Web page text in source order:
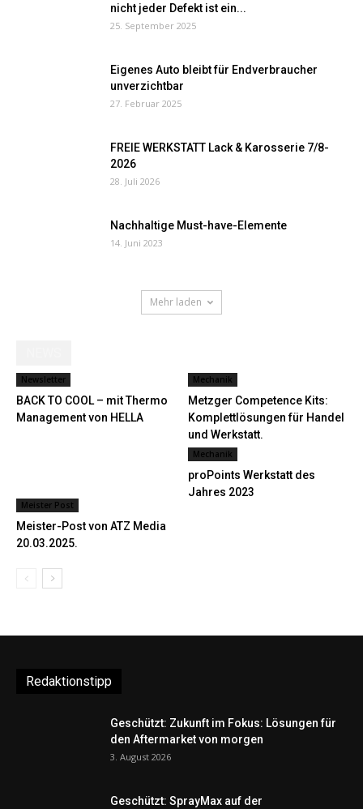
nicht jeder Defekt ist ein...
25. September 2025
Eigenes Auto bleibt für Endverbraucher
unverzichtbar
27. Februar 2025
FREIE WERKSTATT Lack & Karosserie 7/8-
2026
28. Juli 2026
Nachhaltige Must-have-Elemente
14. Juni 2023
Mehr laden
Newsletter
BACK TO COOL – mit Thermo
Management von HELLA
Mechanik
Metzger Competence Kits:
Komplettlösungen für Handel
und Werkstatt.
Meister Post
Meister-Post von ATZ Media
20.03.2025.
Mechanik
proPoints Werkstatt des
Jahres 2023
Redaktionstipp
Geschützt: Zukunft im Fokus: Lösungen für
den Aftermarket von morgen
3. August 2026
Geschützt: SprayMax auf der